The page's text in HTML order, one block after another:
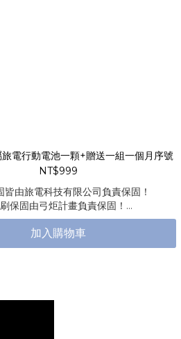
電行動電池一顆+贈送一組一個月序號
NT$999
皆由旅電科技有限公司負責保固！
保固由弓炬計畫負責保固！
任何問題都可退換貨服務～
讓您買得安心～用的順心。
加入購物車